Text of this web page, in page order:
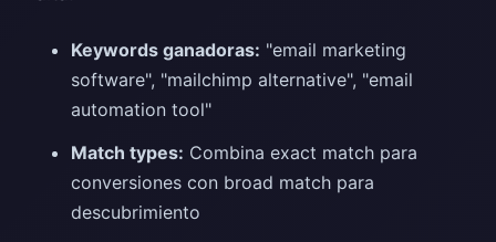
Keywords ganadoras: "email marketing
software", "mailchimp alternative", "email
automation tool"
Match types: Combina exact match para
conversiones con broad match para
descubrimiento